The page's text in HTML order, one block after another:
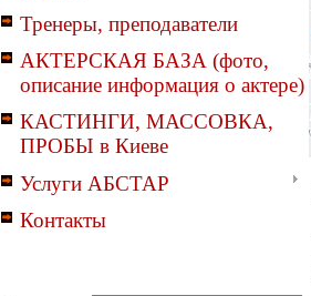
Тренеры, преподаватели
АКТЕРСКАЯ БАЗА (фото,
описание информация о актере)
КАСТИНГИ, МАССОВКА,
ПРОБЫ в Киеве
Услуги АБСТАР
Контакты